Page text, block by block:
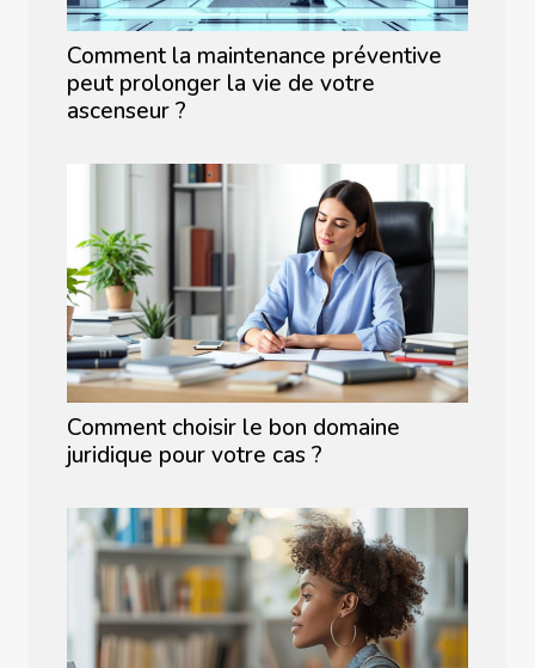
Comment la maintenance préventive
peut prolonger la vie de votre
ascenseur ?
Comment choisir le bon domaine
juridique pour votre cas ?